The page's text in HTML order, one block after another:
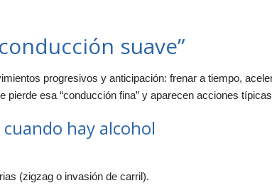
suave”
progresivos y anticipación: frenar a tiempo,
pierde esa “conducción fina” y aparecen acciones
hay alcohol
(zigzag o invasión de carril).